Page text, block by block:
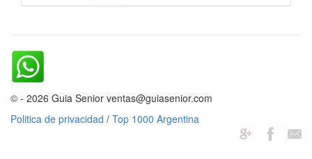
© - 2026 Guia Senior ventas@guiasenior.com
Politica de privacidad / Top 1000 Argentina